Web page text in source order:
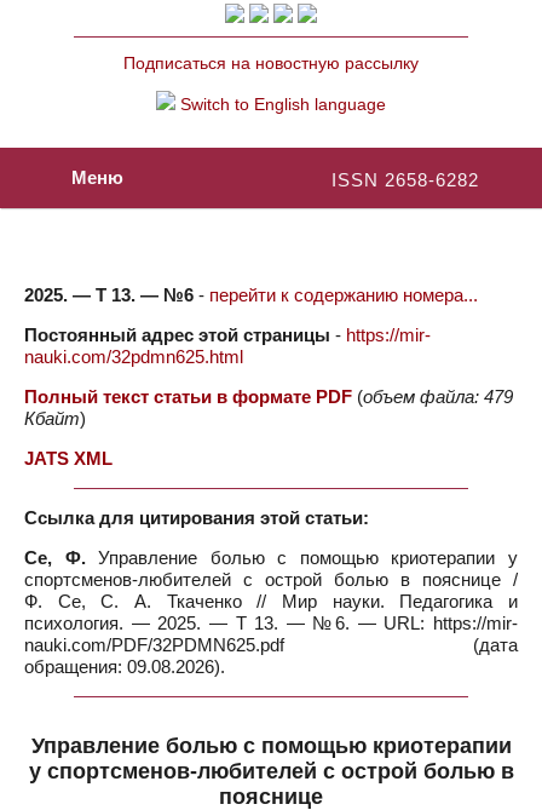
Подписаться на новостную рассылку
Switch to English language
ISSN 2658-6282
Меню
2025. — Т 13. — №6 - перейти к содержанию номера...
Постоянный адрес этой страницы - https://mir-
nauki.com/32pdmn625.html
Полный текст статьи в формате PDF (объем файла: 479
Кбайт)
JATS XML
Ссылка для цитирования этой статьи:
Се, Ф.Управление болью с помощью криотерапии у
спортсменов-любителей с острой болью в пояснице /
Ф. Се, С. А. Ткаченко // Мир науки. Педагогика и
психология. — 2025. — Т 13. — №6. — URL: https://mir-
nauki.com/PDF/32PDMN625.pdf (дата
обращения: 09.08.2026).
Управление болью с помощью криотерапии
у спортсменов-любителей с острой болью в
пояснице